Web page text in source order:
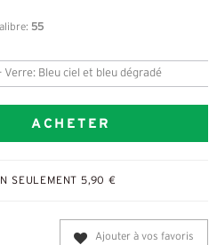
55
Bleu ciel et bleu dégradé
ACHETER
SEULEMENT 5,90 €
Ajouter à vos favoris